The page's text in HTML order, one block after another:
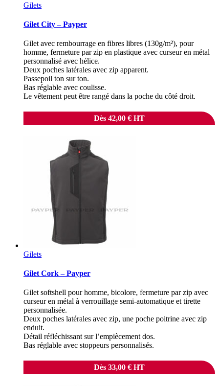
Gilets
Gilet City – Payper
Gilet avec rembourrage en fibres libres (130g/m²), pour
homme, fermeture par zip en plastique avec curseur en métal
personnalisé avec hélice.
Deux poches latérales avec zip apparent.
Passepoil ton sur ton.
Bas réglable avec coulisse.
Le vêtement peut être rangé dans la poche du côté droit.
Dès 42,00 € HT
Gilets
Gilet Cork – Payper
Gilet softshell pour homme, bicolore, fermeture par zip avec
curseur en métal à verrouillage semi-automatique et tirette
personnalisée.
Deux poches latérales avec zip, une poche poitrine avec zip
enduit.
Détail réfléchissant sur l’empiècement dos.
Bas réglable avec stoppeurs personnalisés.
Dès 33,00 € HT